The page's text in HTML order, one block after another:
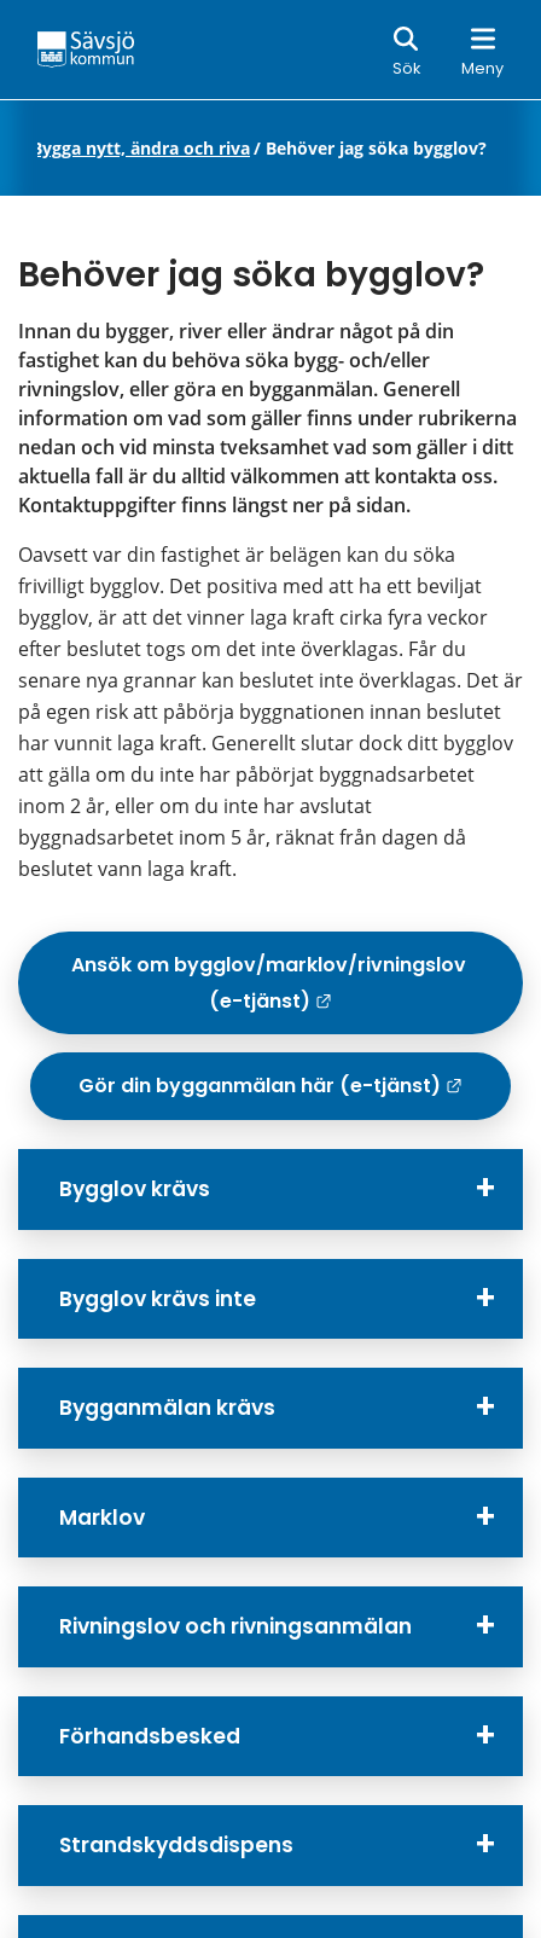
Sök Meny
Sök
Bygga nytt, ändra och riva/ Behöver jag söka bygglov?
Behöver jag söka bygglov?
Innan du bygger, river eller ändrar något på din
fastighet kan du behöva söka bygg- och/eller
rivningslov, eller göra en bygganmälan. Generell
information om vad som gäller finns under rubrikerna
nedan och vid minsta tveksamhet vad som gäller i ditt
aktuella fall är du alltid välkommen att kontakta oss.
Kontaktuppgifter finns längst ner på sidan.
Oavsett var din fastighet är belägen kan du söka
frivilligt bygglov. Det positiva med att ha ett beviljat
bygglov, är att det vinner laga kraft cirka fyra veckor
efter beslutet togs om det inte överklagas. Får du
senare nya grannar kan beslutet inte överklagas. Det är
på egen risk att påbörja byggnationen innan beslutet
har vunnit laga kraft. Generellt slutar dock ditt bygglov
att gälla om du inte har påbörjat byggnadsarbetet
inom 2 år, eller om du inte har avslutat
byggnadsarbetet inom 5 år, räknat från dagen då
beslutet vann laga kraft.
Ansök om bygglov/marklov/rivningslov
(e-tjänst)
Länk till
Gör din bygganmälan här (e-tjänst)
Bygglov krävs
Bygglov krävs inte
Bygganmälan krävs
Marklov
Rivningslov och rivningsanmälan
Förhandsbesked
Strandskyddsdispens